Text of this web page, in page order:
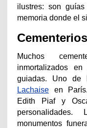
ilustres: son
memoria donde el
Muchos
inmortalizados
guiadas. Uno
Lachaise en
Edith Piaf y
monumentos